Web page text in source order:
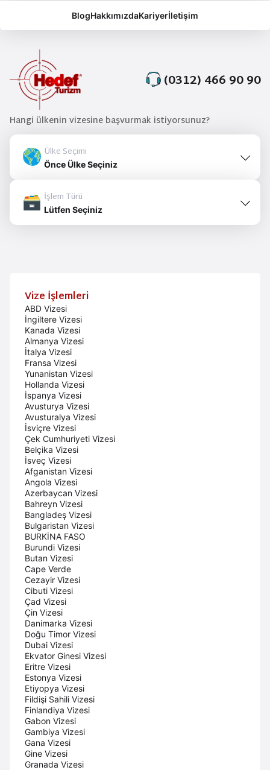
Hangi ülkenin vizesine başvurmak istiyorsunuz?
Ülke Seçimi
Önce Ülke Seçiniz
İşlem Türü
Lütfen Seçiniz
BlogHakkımızdaKariyerİletişim
(0312) 466 90 90
Vize İşlemleri
ABD Vizesi
İngiltere Vizesi
Kanada Vizesi
Almanya Vizesi
İtalya Vizesi
Fransa Vizesi
Yunanistan Vizesi
Hollanda Vizesi
İspanya Vizesi
Avusturya Vizesi
Avusturalya Vizesi
İsviçre Vizesi
Çek Cumhuriyeti Vizesi
Belçika Vizesi
İsveç Vizesi
Afganistan Vizesi
Angola Vizesi
Azerbaycan Vizesi
Bahreyn Vizesi
Bangladeş Vizesi
Bulgaristan Vizesi
BURKİNA FASO
Burundi Vizesi
Butan Vizesi
Cape Verde
Cezayir Vizesi
Cibuti Vizesi
Çad Vizesi
Çin Vizesi
Danimarka Vizesi
Doğu Timor Vizesi
Dubai Vizesi
Ekvator Ginesi Vizesi
Eritre Vizesi
Estonya Vizesi
Etiyopya Vizesi
Fildişi Sahili Vizesi
Finlandiya Vizesi
Gabon Vizesi
Gambiya Vizesi
Gana Vizesi
Gine Vizesi
Granada Vizesi